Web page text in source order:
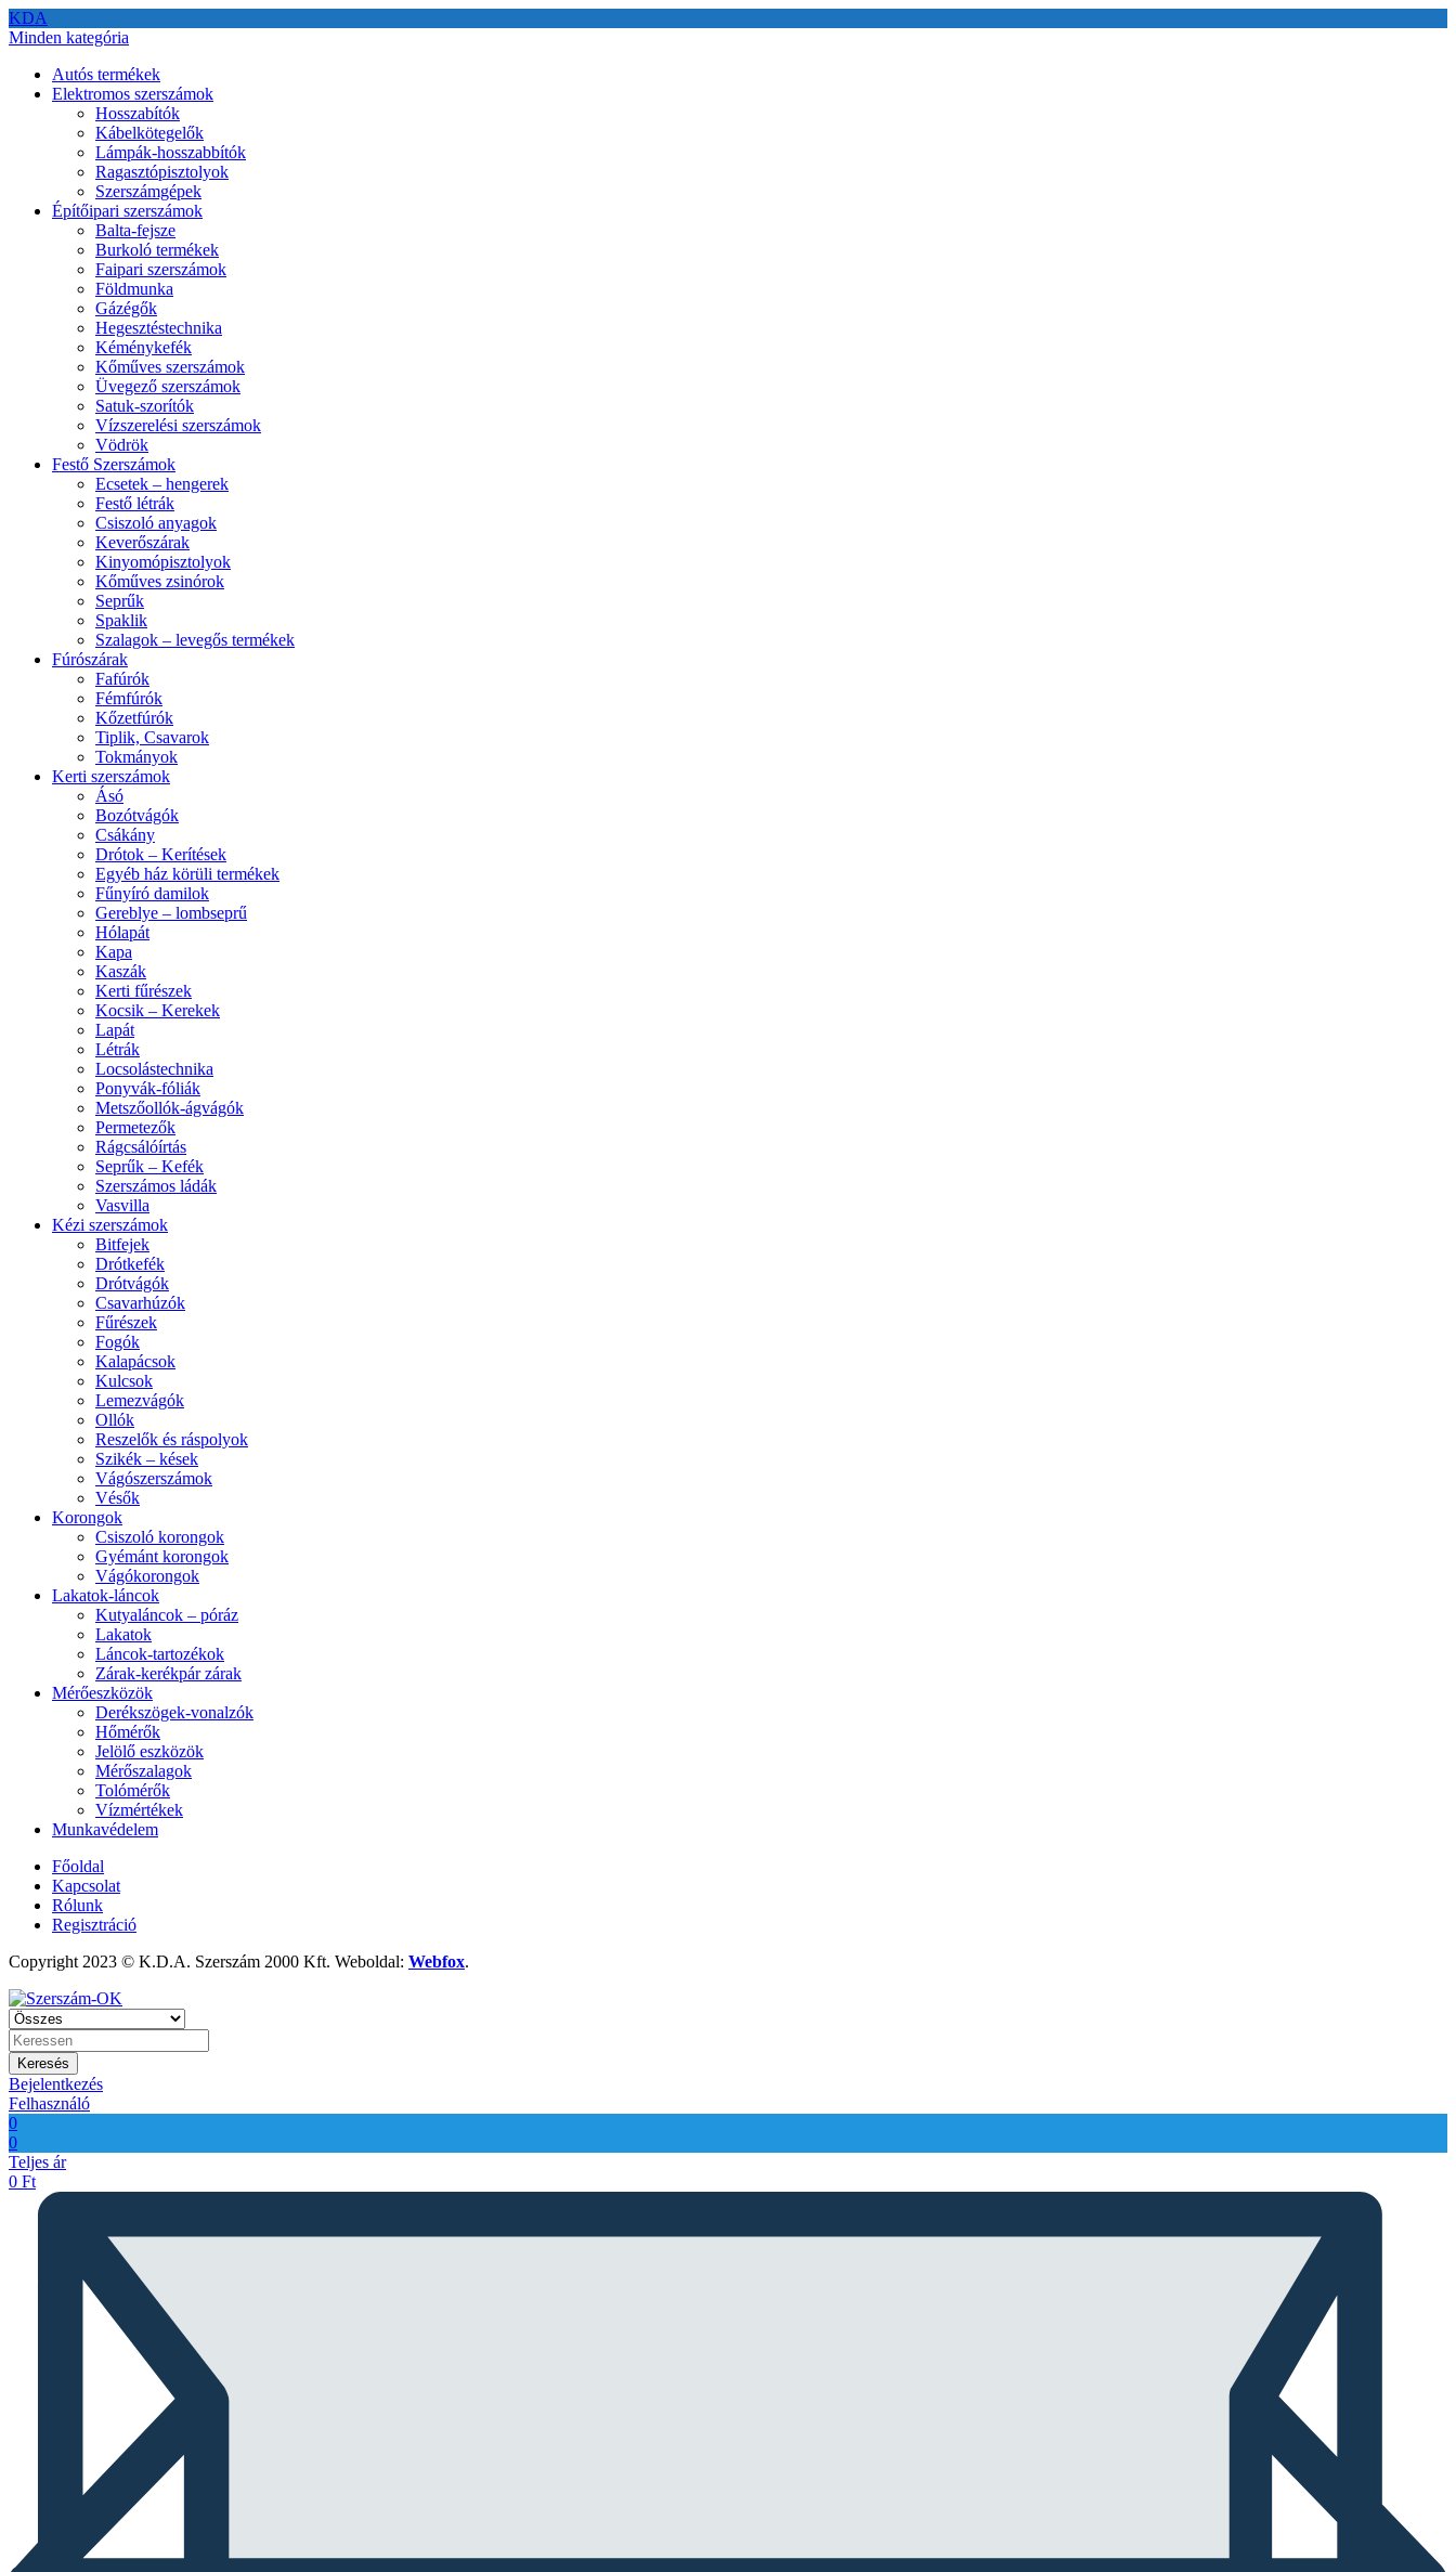
KDA
Minden kategória
Autós termékek
Elektromos szerszámok
Hosszabítók
Kábelkötegelők
Lámpák-hosszabbítók
Ragasztópisztolyok
Szerszámgépek
Építőipari szerszámok
Balta-fejsze
Burkoló termékek
Faipari szerszámok
Földmunka
Gázégők
Hegesztéstechnika
Kéménykefék
Kőműves szerszámok
Üvegező szerszámok
Satuk-szorítók
Vízszerelési szerszámok
Vödrök
Festő Szerszámok
Ecsetek – hengerek
Festő létrák
Csiszoló anyagok
Keverőszárak
Kinyomópisztolyok
Kőműves zsinórok
Seprűk
Spaklik
Szalagok – levegős termékek
Fúrószárak
Fafúrók
Fémfúrók
Kőzetfúrók
Tiplik, Csavarok
Tokmányok
Kerti szerszámok
Ásó
Bozótvágók
Csákány
Drótok – Kerítések
Egyéb ház körüli termékek
Fűnyíró damilok
Gereblye – lombseprű
Hólapát
Kapa
Kaszák
Kerti fűrészek
Kocsik – Kerekek
Lapát
Létrák
Locsolástechnika
Ponyvák-fóliák
Metszőollók-ágvágók
Permetezők
Rágcsálóírtás
Seprűk – Kefék
Szerszámos ládák
Vasvilla
Kézi szerszámok
Bitfejek
Drótkefék
Drótvágók
Csavarhúzók
Fűrészek
Fogók
Kalapácsok
Kulcsok
Lemezvágók
Ollók
Reszelők és ráspolyok
Szikék – kések
Vágószerszámok
Vésők
Korongok
Csiszoló korongok
Gyémánt korongok
Vágókorongok
Lakatok-láncok
Kutyaláncok – póráz
Lakatok
Láncok-tartozékok
Zárak-kerékpár zárak
Mérőeszközök
Derékszögek-vonalzók
Hőmérők
Jelölő eszközök
Mérőszalagok
Tolómérők
Vízmértékek
Munkavédelem
Főoldal
Kapcsolat
Rólunk
Regisztráció
Copyright 2023 © K.D.A. Szerszám 2000 Kft. Weboldal: Webfox.
Keresés
Bejelentkezés
Felhasználó
0
0
Teljes ár
0 Ft